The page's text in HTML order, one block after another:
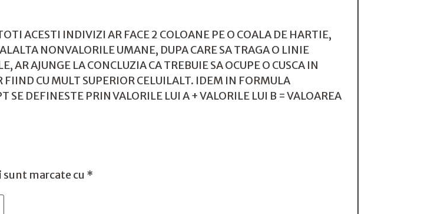
ACESTI INDIVIZI AR FACE 2 COLOANE PE O COALA DE HARTIE,
NONVALORILE UMANE, DUPA CARE SA TRAGA O LINIE
AR AJUNGE LA CONCLUZIA CA TREBUIE SA OCUPE O CUSCA IN
CU MULT SUPERIOR CELUILALT. IDEM IN FORMULA
DEFINESTE PRIN VALORILE LUI A + VALORILE LUI B = VALOAREA
marcate cu *